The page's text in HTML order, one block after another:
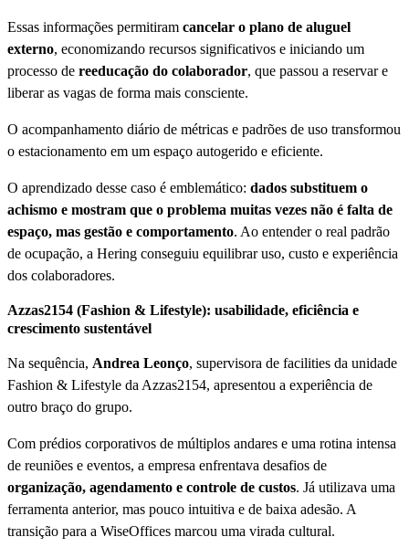
Essas informações permitiram cancelar o plano de aluguel
externo, economizando recursos significativos e iniciando um
processo de reeducação do colaborador, que passou a reservar e
liberar as vagas de forma mais consciente.
O acompanhamento diário de métricas e padrões de uso transformou
o estacionamento em um espaço autogerido e eficiente.
O aprendizado desse caso é emblemático: dados substituem o
achismo e mostram que o problema muitas vezes não é falta de
espaço, mas gestão e comportamento. Ao entender o real padrão
de ocupação, a Hering conseguiu equilibrar uso, custo e experiência
dos colaboradores.
Azzas2154 (Fashion & Lifestyle): usabilidade, eficiência e
crescimento sustentável
Na sequência, Andrea Leonço, supervisora de facilities da unidade
Fashion & Lifestyle da Azzas2154, apresentou a experiência de
outro braço do grupo.
Com prédios corporativos de múltiplos andares e uma rotina intensa
de reuniões e eventos, a empresa enfrentava desafios de
organização, agendamento e controle de custos. Já utilizava uma
ferramenta anterior, mas pouco intuitiva e de baixa adesão. A
transição para a WiseOffices marcou uma virada cultural.